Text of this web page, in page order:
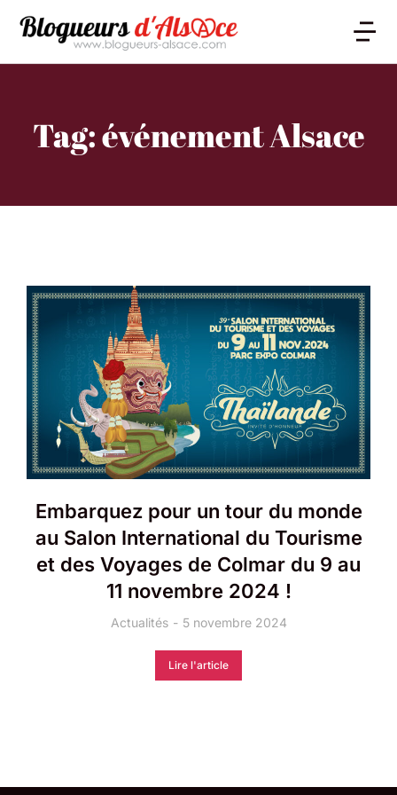
Tag: événement Alsace
Embarquez pour un tour du monde
au Salon International du Tourisme
et des Voyages de Colmar du 9 au
11 novembre 2024 !
Actualités 5 novembre 2024
Lire l'article